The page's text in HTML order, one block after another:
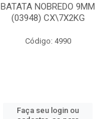
BATATA NOBREDO 9MM
(03948) CX\7X2KG
Código: 4990
Faça seu login ou